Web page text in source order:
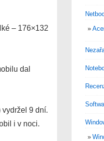
– 176×132
dal
9 dní.
i v noci.